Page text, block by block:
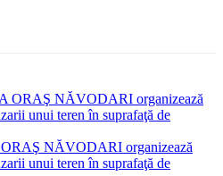
ORAŞ NĂVODARI organizează
unui teren în suprafaţă de
NĂVODARI organizează
unui teren în suprafaţă de